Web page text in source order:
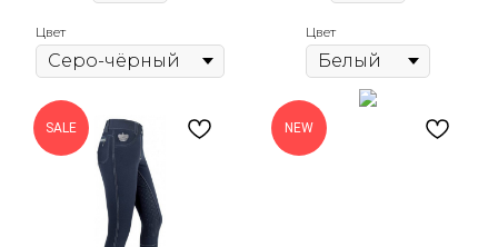
Цвет Цвет
SALE NEW